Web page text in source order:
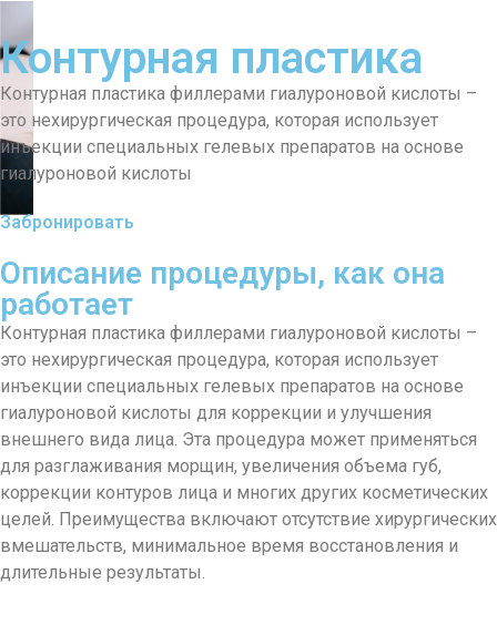
Контурная пластика
Контурная пластика филлерами гиалуроновой кислоты –
это нехирургическая процедура, которая использует
инъекции специальных гелевых препаратов на основе
гиалуроновой кислоты
Забронировать
Описание процедуры, как она
работает
Контурная пластика филлерами гиалуроновой кислоты –
это нехирургическая процедура, которая использует
инъекции специальных гелевых препаратов на основе
гиалуроновой кислоты для коррекции и улучшения
внешнего вида лица. Эта процедура может применяться
для разглаживания морщин, увеличения объема губ,
коррекции контуров лица и многих других косметических
целей. Преимущества включают отсутствие хирургических
вмешательств, минимальное время восстановления и
длительные результаты.